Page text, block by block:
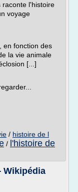
raconte l'histoire
voyage
en fonction des
la vie animale
[...]
/ histoire de l
/ l'histoire de
Wikipédia